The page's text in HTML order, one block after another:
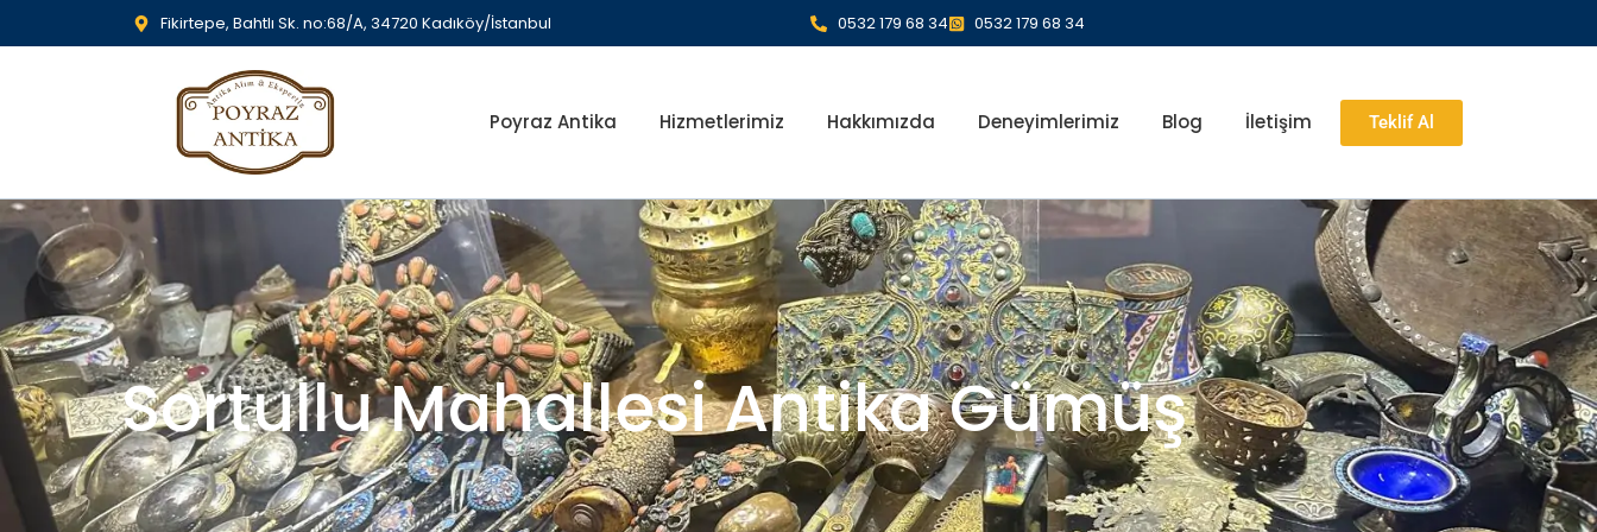
Fikirtepe, Bahtlı Sk. no:68/A, 34720 Kadıköy/İstanbul 0532 179 68 34 0532 179 68 34
Poyraz Antika Hizmetlerimiz Hakkımızda Deneyimlerimiz Blog İletişim Teklif Al
Sortullu Mahallesi Antika Gümüş